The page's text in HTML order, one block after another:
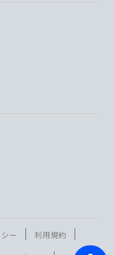
ー
利用規約